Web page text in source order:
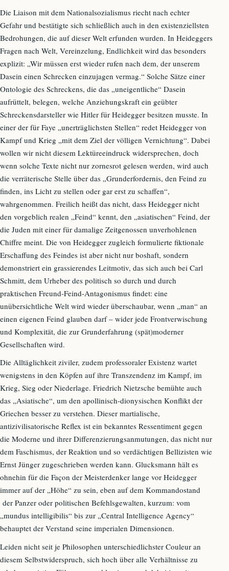
Die Liaison mit dem Nationalsozialismus riecht nach echter
Gefahr und bestätigte sich schließlich auch in den existenziellsten
Bedrohungen, die auf dieser Welt erfunden wurden. In Heideggers
Fragen nach Welt, Vereinzelung, Endlichkeit wird das besonders
explizit: „Wir müssen erst wieder rufen nach dem, der unserem
Dasein einen Schrecken einzujagen vermag.“ Solche Sätze einer
Ontologie des Schreckens, die das „uneigentliche“ Dasein
aufrüttelt, belegen, welche Anziehungskraft ein geübter
Schreckensdarsteller wie Hitler für Heidegger besitzen musste. In
einer der für Faye „unerträglichsten Stellen“ redet Heidegger von
Kampf und Krieg „mit dem Ziel der völligen Vernichtung“. Dabei
wollen wir nicht diesem Lektüreeindruck widersprechen, doch
wenn solche Texte nicht nur zornesrot gelesen werden, wird auch
die verräterische Stelle über das „Grunderfordernis, den Feind zu
finden, ins Licht zu stellen oder gar erst zu schaffen“,
wahrgenommen. Freilich heißt das nicht, dass Heidegger nicht
den vorgeblich realen „Feind“ kennt, den „asiatischen“ Feind, der
die Juden mit einer für damalige Zeitgenossen unverhohlenen
Chiffre meint. Die von Heidegger zugleich formulierte fiktionale
Erschaffung des Feindes ist aber nicht nur boshaft, sondern
demonstriert ein grassierendes Leitmotiv, das sich auch bei Carl
Schmitt, dem Urheber des politisch so durch und durch
praktischen Freund-Feind-Antagonismus findet: eine
unübersichtliche Welt wird wieder überschaubar, wenn „man“ an
einen eigenen Feind glauben darf – wider jede Frontverwischung
und Komplexität, die zur Grunderfahrung (spät)moderner
Gesellschaften wird.
Die Alltäglichkeit ziviler, zudem professoraler Existenz wartet
wenigstens in den Köpfen auf ihre Transzendenz im Kampf, im
Krieg, Sieg oder Niederlage. Friedrich Nietzsche bemühte auch
das „Asiatische“, um den apollinisch-dionysischen Konflikt der
Griechen besser zu verstehen. Dieser martialische,
antizivilisatorische Reflex ist ein bekanntes Ressentiment gegen
die Moderne und ihrer Differenzierungsanmutungen, das nicht nur
dem Faschismus, der Reaktion und so verdächtigen Bellizisten wie
Ernst Jünger zugeschrieben werden kann. Glucksmann hält es
ohnehin für die Façon der Meisterdenker lange vor Heidegger
immer auf der „Höhe“ zu sein, eben auf dem Kommandostand
der Panzer oder politischen Befehlsgewalten, kurzum: vom
„mundus intelligibilis“ bis zur „Central Intelligence Agency“
behauptet der Verstand seine imperialen Dimensionen.
Leiden nicht seit je Philosophen unterschiedlichster Couleur an
diesem Selbstwiderspruch, sich hoch über alle Verhältnisse zu